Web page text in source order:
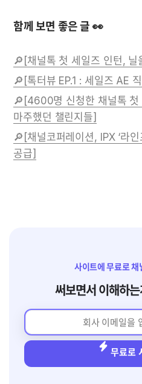
함께 보면 좋은 글 👀
🔎[채널톡 첫 세일즈 인턴, 닐
🔎[톡터뷰 EP.1 : 세일즈 AE
🔎[4600명 신청한 채널톡
마주했던 챌린지들]
🔎[채널코퍼레이션, IPX ‘라
공급]
사이트에 무료로 채
써보면서 이해하
무료로